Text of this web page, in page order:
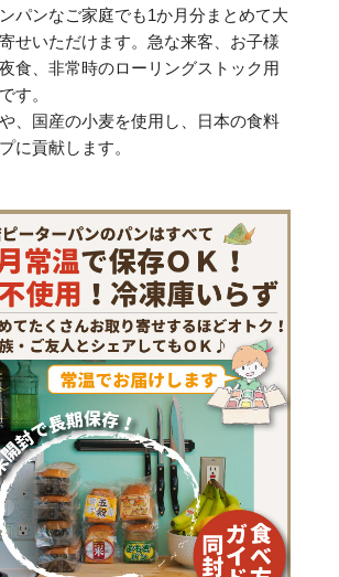
パンなご家庭でも1か月分まとめて大
せいただけます。急な来客、お子様
食、非常時のローリングストック用
す。
、国産の小麦を使用し、日本の食料
に貢献します。